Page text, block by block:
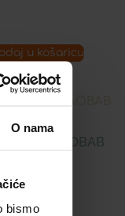
O nama
bismo
u košaricu
BAOBAB